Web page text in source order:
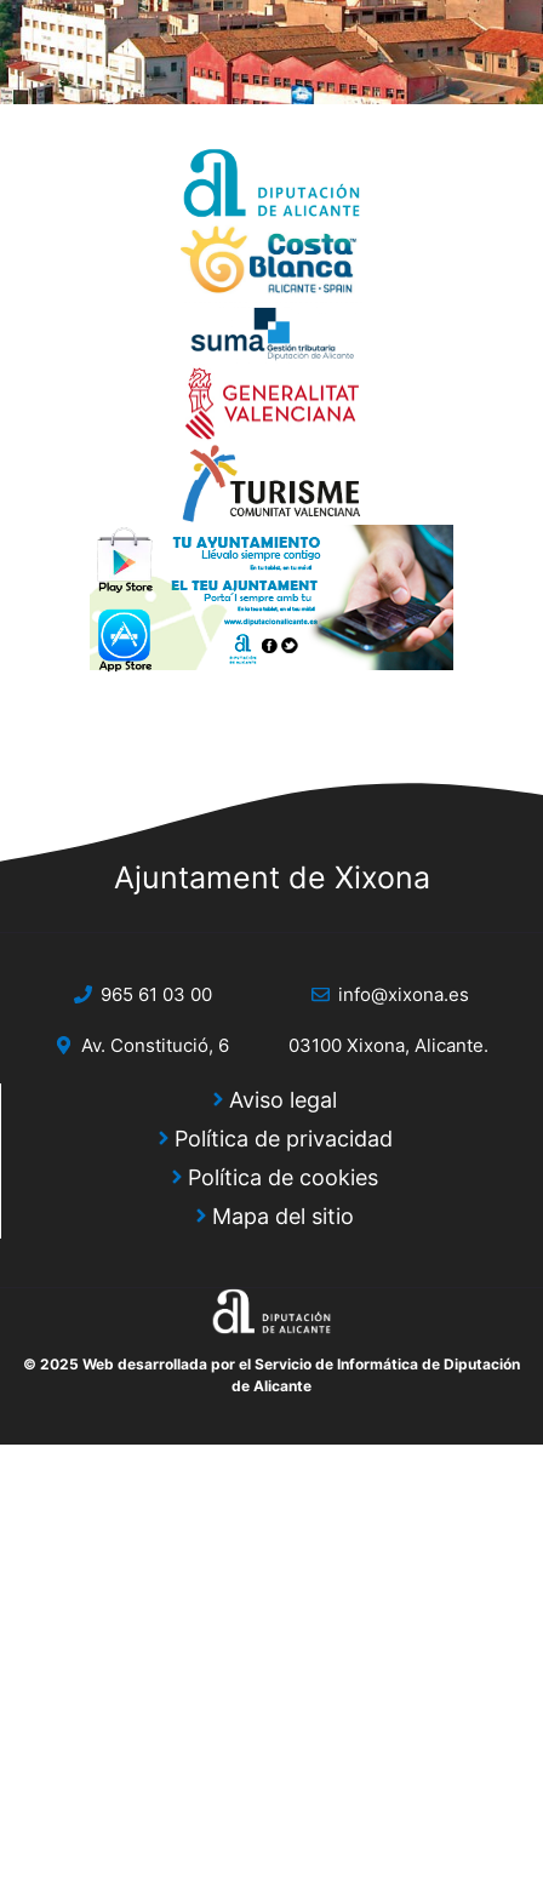
Ajuntament de Xixona
965 61 03 00 info@xixona.es
Av. Constitució, 6 03100 Xixona, Alicante.
Aviso legal
Política de privacidad
Política de cookies
Mapa del sitio
© 2025 Web desarrollada por el Servicio de Informática de Diputación
de Alicante